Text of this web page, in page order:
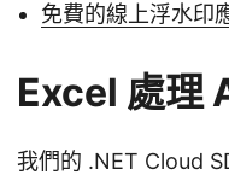
免費的線上浮水印
Excel 處理
我們的 .NET Cloud